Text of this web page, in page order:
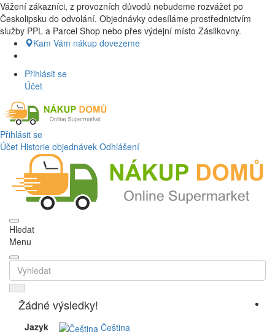
Nákup Potraviny domů, Nákup potraviny online, Čerstvé potraviny
dovezeme až k vašim dveřím. Česká lípa a okolí doprava zdarma.
Nakupdomu.cz
Vážení zákazníci, z provozních důvodů nebudeme rozvážet po
Českolipsku do odvolání. Objednávky odesíláme prostřednictvím
služby PPL a Parcel Shop nebo přes výdejní místo Zásilkovny.
Kam Vám nákup dovezeme
Přihlásit se
Účet
Přihlásit se
Účet Historie objednávek Odhlášení
Hledat
Menu
Žádné výsledky!
Jazyk
Čeština